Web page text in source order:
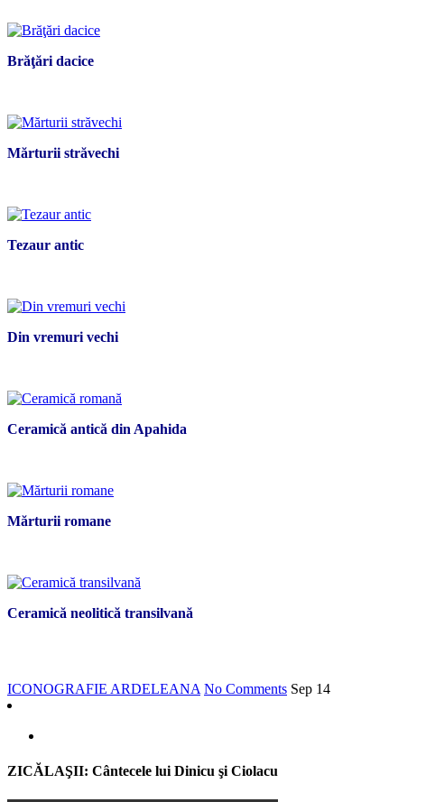
Brăţări dacice
Mărturii străvechi
Tezaur antic
Din vremuri vechi
Ceramică antică din Apahida
Mărturii romane
Ceramică neolitică transilvană
ICONOGRAFIE ARDELEANA No Comments Sep 14
ZICĂLAŞII: Cântecele lui Dinicu şi Ciolacu